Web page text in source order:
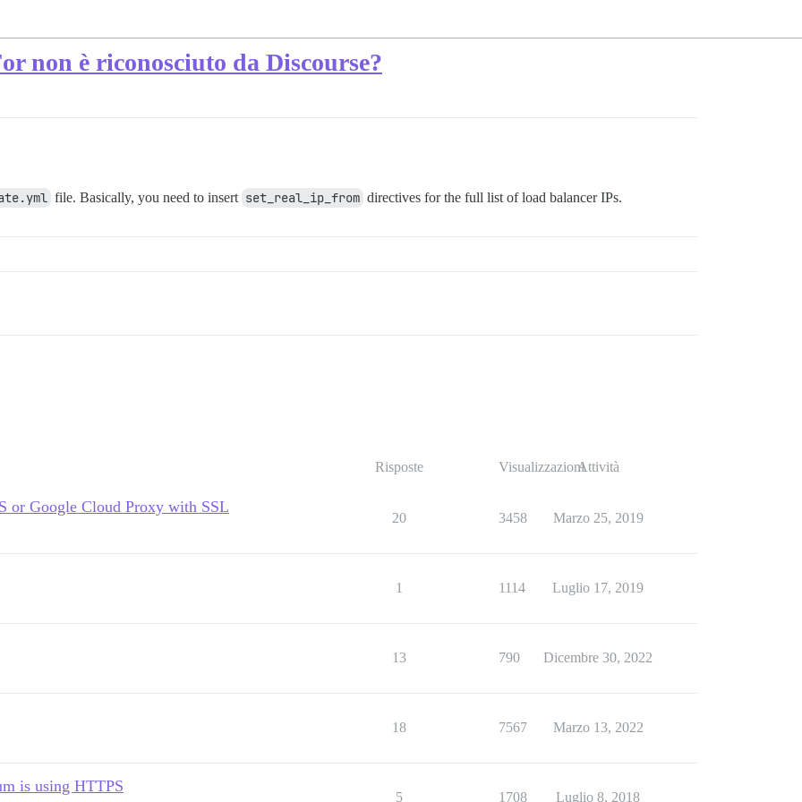
non è riconosciuto da Discourse?
file. Basically, you need to insert set_real_ip_from directives for the full list of load balancer IPs.
Risposte VisualizzazioniAttività
or Google Cloud Proxy with SSL
20 3458 Marzo 25, 2019
1 1114 Luglio 17, 2019
13 790 Dicembre 30, 2022
18 7567 Marzo 13, 2022
is using HTTPS
5 1708 Luglio 8, 2018